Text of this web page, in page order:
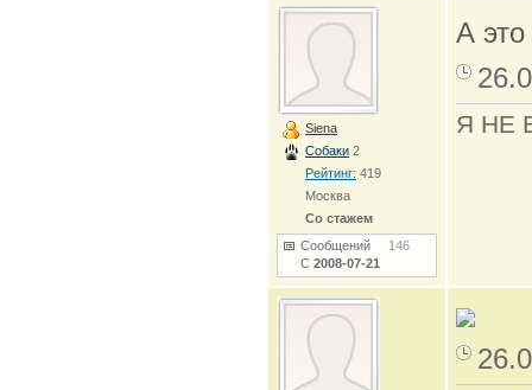
Siena
Собаки 2
Рейтинг: 419
Москва
Со стажем
Сообщений 146
С 2008-07-21
А
Я НЕ